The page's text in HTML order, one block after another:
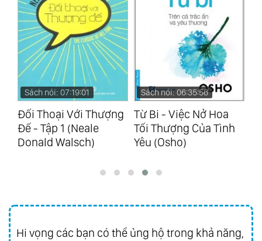
Sách nói: 06:35:56
Từ Bi - Việc Nở Hoa
Tối Thượng Của Tình
Yêu (Osho)
Sách nói: 07:39:44
Hành Trình Về
Phương Đông
(Nguyên Phong)
Hi vọng các bạn có thể ủng hộ trong khả năng,